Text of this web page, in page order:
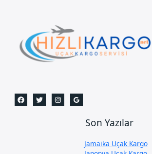
Son Yazılar
Jamaika Uçak Kargo